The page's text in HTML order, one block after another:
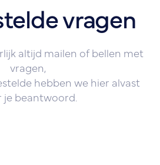
vragen
altijd mailen of bellen met
vragen,
hebben we hier alvast
je beantwoord.